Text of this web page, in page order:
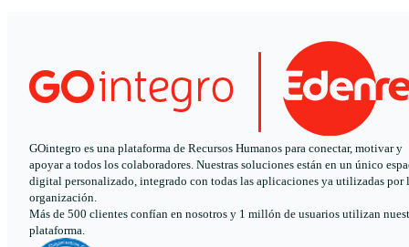
GOintegro es una plataforma de Recursos Humanos para conectar, motivar y
apoyar a todos los colaboradores. Nuestras soluciones están en un único
digital personalizado, integrado con todas las aplicaciones ya utilizadas por
organización.
Más de 500 clientes confían en nosotros y 1 millón de usuarios utilizan
plataforma.